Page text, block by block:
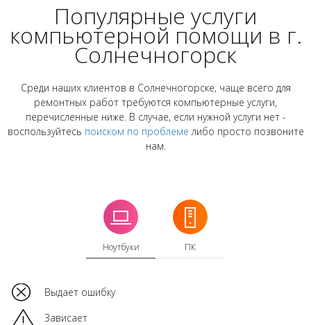
Популярные услуги
компьютерной помощи в г.
Солнечногорск
Среди наших клиентов в Солнечногорске, чаще всего для
ремонтных работ требуются компьютерные услуги,
перечисленные ниже. В случае, если нужной услуги нет -
воспользуйтесь поиском по проблеме либо просто позвоните
нам.
Ноутбуки ПК
Выдает ошибку
Зависает